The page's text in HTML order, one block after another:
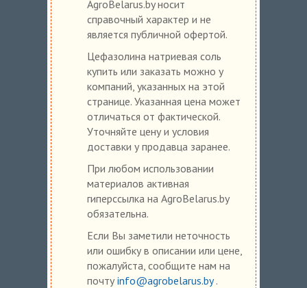
AgroBelarus.by носит
справочный характер и не
является публичной офертой.
Цефазолина натриевая соль
купить или заказать можно у
компаний, указанных на этой
странице. Указанная цена может
отличаться от фактической.
Уточняйте цену и условия
доставки у продавца заранее.
При любом использовании
материалов активная
гиперссылка на AgroBelarus.by
обязательна.
Если Вы заметили неточность
или ошибку в описании или цене,
пожалуйста, сообщите нам на
почту info@agrobelarus.by.